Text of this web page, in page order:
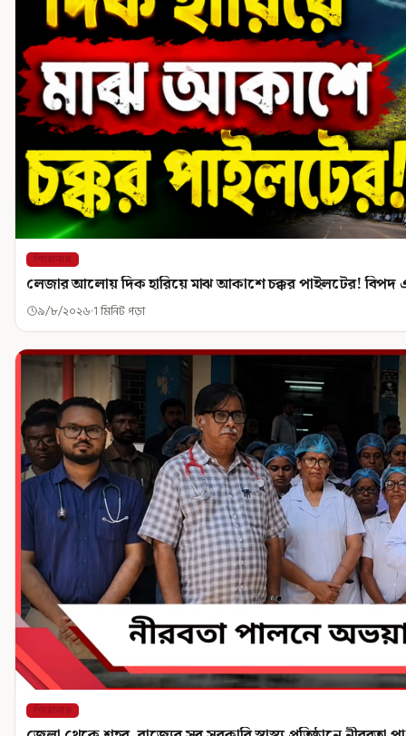
শিরোনাম
লেজার আলোয় দিক হারিয়ে মাঝ আকাশে চক্কর পাইলটের! বিপদ
৯/৮/২০২৬ 1 মিনিট পড়া
শিরোনাম